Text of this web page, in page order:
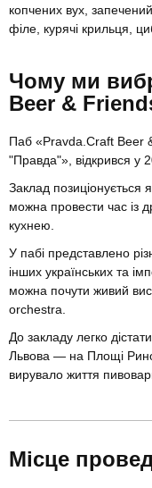
копчених вух,
філе, курячі крильця,
Чому ми
Beer &
Паб «Pravda.Craft Beer
"Правда"», відкрився у
Заклад
можна провести час із
кухнею.
У пабі представлено
інших українських та
можна почути живий
orchestra.
До закладу легко
Львова — на Площі
вирувало життя
Місце